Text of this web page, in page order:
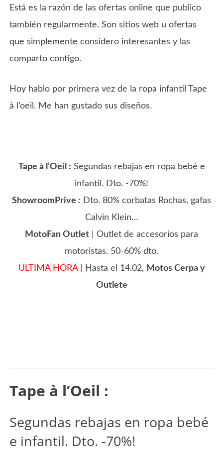
Está es la razón de las ofertas online que publico
también regularmente. Son sitios web u ofertas
que simplemente considero interesantes y las
comparto contigo.
Hoy hablo por primera vez de la ropa infantil Tape
à l’oeil. Me han gustado sus diseños.
Tape à l’Oeil : Segundas rebajas en ropa bebé e
infantil. Dto. -70%!
ShowroomPrive : Dto. 80% corbatas Rochas, gafas
Calvin Klein…
MotoFan Outlet | Outlet de accesorios para
motoristas. 50-60% dto.
ULTIMA HORA |
Hasta el 14.02, Motos Cerpa y
Outlete
Tape à l’Oeil :
Segundas rebajas en ropa bebé
e infantil. Dto. -70%!